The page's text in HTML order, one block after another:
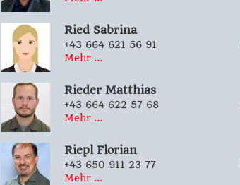
Ried Sabrina
+43 664 621 56 91
Mehr …
Rieder Matthias
+43 664 622 57 68
Mehr …
Riepl Florian
‭+43 650 911 23 77
Mehr …